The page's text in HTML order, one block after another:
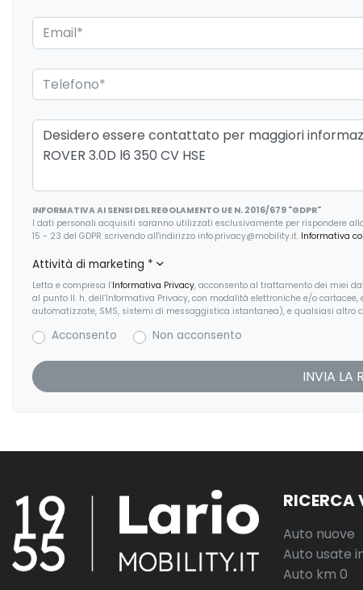
INFORMATIVA AI SENSI DEL REGOLAMENTO UE N. 2016/679 "GDPR"
I dati personali acquisiti saranno utilizzati esclusivamente per rispondere
15 - 23 del GDPR scrivendo all'indirizzo info.privacy@mobility.it. Informativa
Attività di marketing *
Letta e compresa l’Informativa Privacy, acconsento al trattamento dei miei
al punto II. h. dell’Informativa Privacy, con modalità elettroniche e/o
automatizzate, SMS, sistemi di messaggistica istantanea), e qualsiasi altro
Acconsento Non acconsento
RICERCA
Auto nuove
Auto usate
Auto km 0